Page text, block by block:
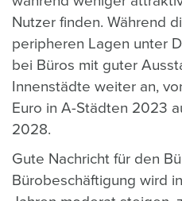
Nutzer finden. Während
peripheren Lagen unter
bei Büros mit guter
Innenstädte weiter an,
Euro in A-Städten 2023
2028.
Gute Nachricht für den
Bürobeschäftigung wird